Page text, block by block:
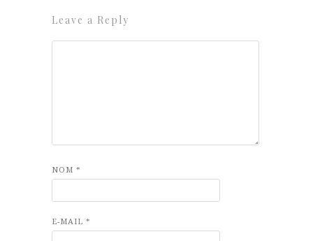
Leave a Reply
NOM *
E-MAIL *